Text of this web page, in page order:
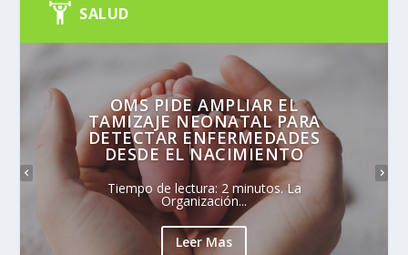
SALUD
OMS PIDE AMPLIAR EL
TAMIZAJE NEONATAL PARA
DETECTAR ENFERMEDADES
DESDE EL NACIMIENTO
Tiempo de lectura: 2 minutos. La
Organización...
Leer Mas